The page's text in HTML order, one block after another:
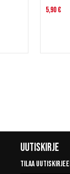
5,90 €
Uutiskirje
Tilaa